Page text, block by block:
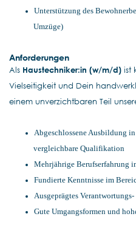
Unterstützung des
Umzüge)
Anforderungen
Als Haustechniker:in (w/m/d) ist
Vielseitigkeit und Dein
einem unverzichtbaren Teil
Abgeschlossene Ausbildung
vergleichbare Qualifikation
Mehrjährige Berufserfahrung
Fundierte Kenntnisse im
Ausgeprägtes
Gute Umgangsformen und